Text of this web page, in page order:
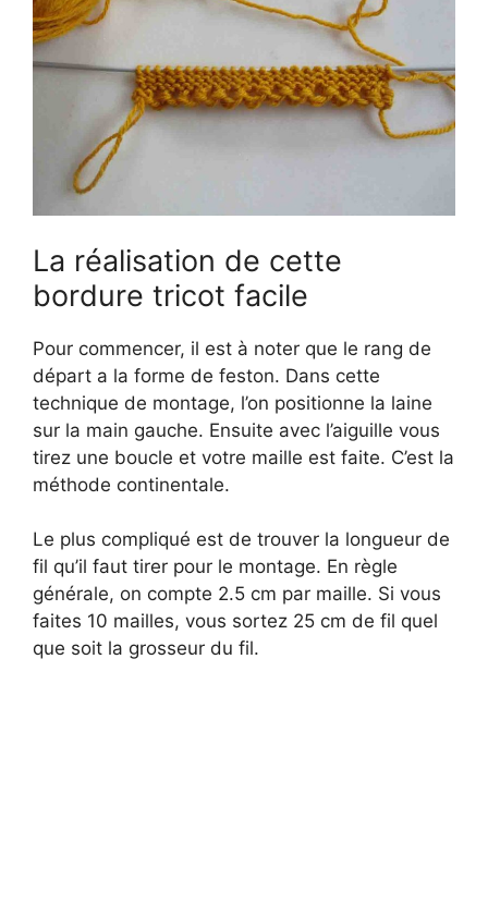
La réalisation de cette
bordure tricot facile
Pour commencer, il est à noter que le rang de
départ a la forme de feston. Dans cette
technique de montage, l’on positionne la laine
sur la main gauche. Ensuite avec l’aiguille vous
tirez une boucle et votre maille est faite. C’est la
méthode continentale.
Le plus compliqué est de trouver la longueur de
fil qu’il faut tirer pour le montage. En règle
générale, on compte 2.5 cm par maille. Si vous
faites 10 mailles, vous sortez 25 cm de fil quel
que soit la grosseur du fil.